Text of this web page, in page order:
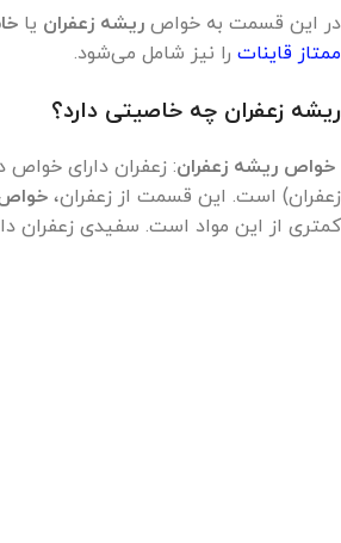
در این قسمت به خواص ریشه زعفران یا
ممتاز قاینات را نیز شامل می‌شود.
ریشه زعفران چه خاصیتی دارد؟
خواص ریشه زعفران: زعفران دارای خواص
زعفران) است. این قسمت از زعفران، خواص
کمتری از این مواد است. سفیدی زعفران